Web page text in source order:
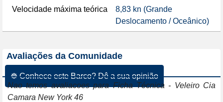
Velocidade máxima teórica
8,83 kn (Grande
Deslocamento / Oceânico)
Avaliações da Comunidade
☸ Conhece este Barco? Dê a sua opinião
Nao temos avaliacoes para Ficha Técnica - Veleiro Cia
Camara New York 46